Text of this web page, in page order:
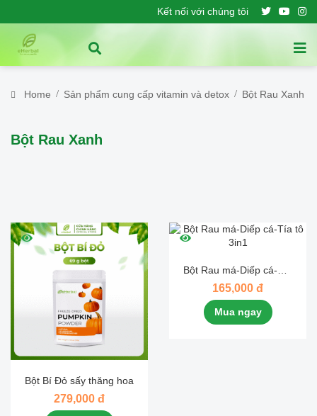
Kết nối với chúng tôi
Home Sản phẩm cung cấp vitamin và detox Bột Rau Xanh
Bột Rau Xanh
Bột Bí Đỏ sấy thăng hoa
279,000 đ
Bột Rau má-Diếp cá-Tía
tô 3in1
165,000 đ
Mua ngay